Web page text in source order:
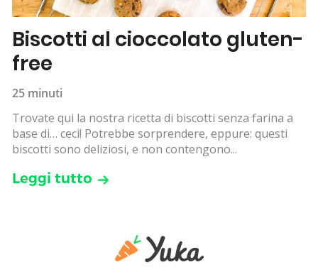
Biscotti al cioccolato gluten-
free
25 minuti
Trovate qui la nostra ricetta di biscotti senza farina a
base di… ceci! Potrebbe sorprendere, eppure: questi
biscotti sono deliziosi, e non contengono...
Leggi tutto